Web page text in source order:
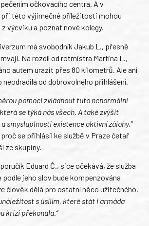
očkovacího centra. A v
při této výjimečné příležitosti mohou
výcviku a poznat nové kolegy.
má svobodník Jakub L., přesně
Na rozdíl od rotmistra Martina L.,
autem urazit přes 80 kilometrů. Ale ani
od dobrovolného přihlášení.
pomoci zvládnout tuto nenormální
se týká nás všech. A také zvýšit
smysluplnosti existence aktivní zálohy,“
se přihlásil ke službě v Praze četař
ze skupiny.
Eduard Č., sice očekává, že služba
podle jeho slov bude kompenzována
člověk dělá pro ostatní něco užitečného.
s úsilím, které stát i armáda
krizi překonala.“